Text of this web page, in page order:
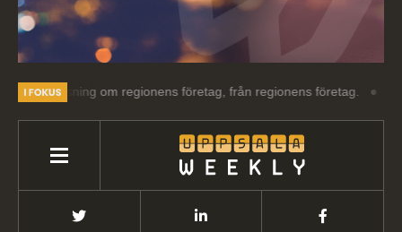
läsning om regionens företag, från regionens företag.